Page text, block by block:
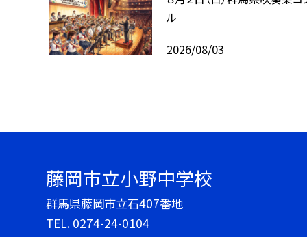
ル
2026/08/03
藤岡市立小野中学校
群馬県藤岡市立石407番地
TEL. 0274-24-0104